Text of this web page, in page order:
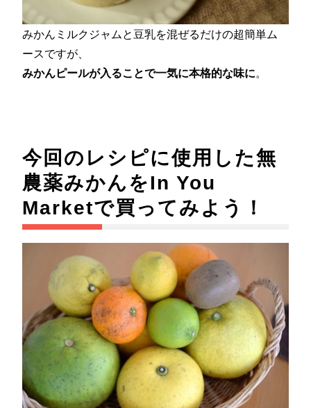
みかんミルクジャムと豆乳を混ぜるだけの超簡単ム
ースですが、
みかんピールが入ることで一気に本格的な味に。
今回のレシピに使用した無
農薬みかんをIn You
Marketで買ってみよう！